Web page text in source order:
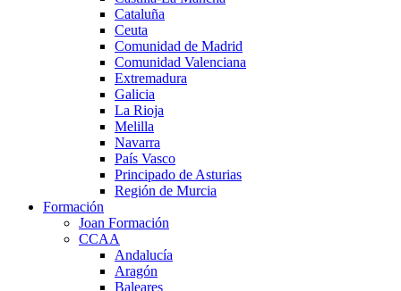
Cataluña
Ceuta
Comunidad de Madrid
Comunidad Valenciana
Extremadura
Galicia
La Rioja
Melilla
Navarra
País Vasco
Principado de Asturias
Región de Murcia
Formación
Joan Formación
CCAA
Andalucía
Aragón
Baleares